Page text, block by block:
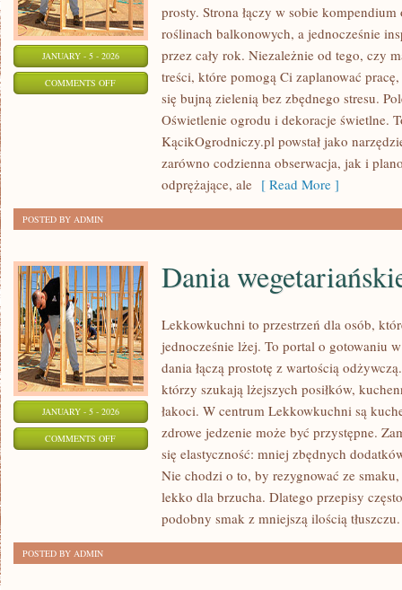
JANUARY - 5 - 2026
COMMENTS OFFON
prosty. Strona łączy w sobie
roślinach balkonowych, a jednocześnie
przez cały rok. Niezależnie od tego, czy
treści, które pomogą Ci zaplanować
się bujną zielenią bez zbędnego stresu.
Oświetlenie ogrodu i dekoracje świetlne.
KącikOgrodniczy.pl powstał jako
zarówno codzienna obserwacja, jak i
odprężające, ale [ Read More ]
POSTED BY ADMIN
JANUARY - 5 - 2026
COMMENTS OFFON
WEGETARIAŃSKIE
Dania
Lekkowkuchni to przestrzeń dla osób,
jednocześnie lżej. To portal o gotowaniu
dania łączą prostotę z wartością
którzy szukają lżejszych posiłków,
łakoci. W centrum Lekkowkuchni są
zdrowe jedzenie może być przystępne.
się elastyczność: mniej zbędnych
Nie chodzi o to, by rezygnować ze
lekko dla brzucha. Dlatego przepisy
podobny smak z mniejszą ilością tłuszczu.
POSTED BY ADMIN